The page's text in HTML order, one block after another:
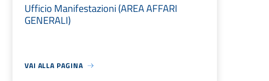
Ufficio Manifestazioni (AREA AFFARI
GENERALI)
VAI ALLA PAGINA